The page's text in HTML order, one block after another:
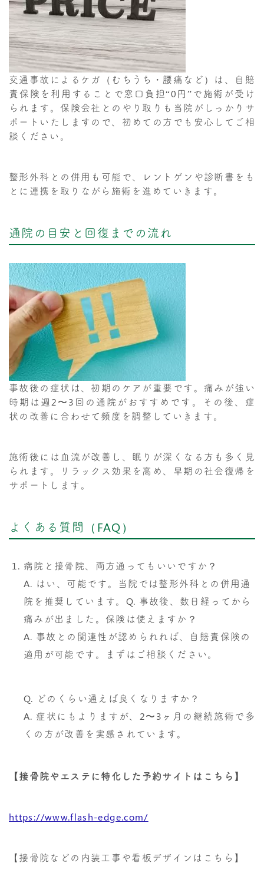
交通事故によるケガ（むちうち・腰痛など）は、自賠
責保険を利用することで窓口負担“0円”で施術が受け
られます。保険会社とのやり取りも当院がしっかりサ
ポートいたしますので、初めての方でも安心してご相
談ください。
整形外科との併用も可能で、レントゲンや診断書をも
とに連携を取りながら施術を進めていきます。
通院の目安と回復までの流れ
事故後の症状は、初期のケアが重要です。痛みが強い
時期は週2〜3回の通院がおすすめです。その後、症
状の改善に合わせて頻度を調整していきます。
施術後には血流が改善し、眠りが深くなる方も多く見
られます。リラックス効果を高め、早期の社会復帰を
サポートします。
よくある質問（FAQ）
病院と接骨院、両方通ってもいいですか？
A. はい、可能です。当院では整形外科との併用通
院を推奨しています。Q. 事故後、数日経ってから
痛みが出ました。保険は使えますか？
A. 事故との関連性が認められれば、自賠責保険の
適用が可能です。まずはご相談ください。
Q. どのくらい通えば良くなりますか？
A. 症状にもよりますが、2〜3ヶ月の継続施術で多
くの方が改善を実感されています。
【接骨院やエステに特化した予約サイトはこちら】
https://www.flash-edge.com/
【接骨院などの内装工事や看板デザインはこちら】